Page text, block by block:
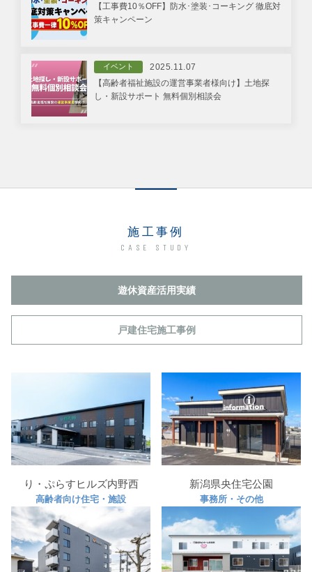
【工事費10％OFF】防水･塗装･コーキング 徹底対
策キャンペーン
イベント
2025.11.07
【高齢者福祉施設の運営事業者様向け】土地探
し・新設サポート 無料個別相談会
施工事例
CASE STUDY
遊休資産活用実績
戸建住宅施工事例
り・ぷらすヒルズ内野西
高齢者向け住宅・施設
新潟県央住宅公園
事務所・その他